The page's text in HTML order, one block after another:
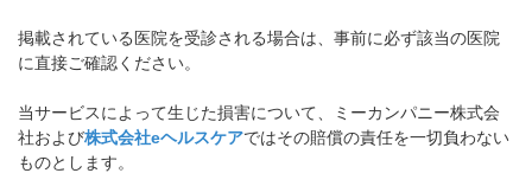
掲載されている医院を受診される場合は、事前に必ず該当の医院
に直接ご確認ください。
当サービスによって生じた損害について、ミーカンパニー株式会
社および株式会社eヘルスケアではその賠償の責任を一切負わない
ものとします。